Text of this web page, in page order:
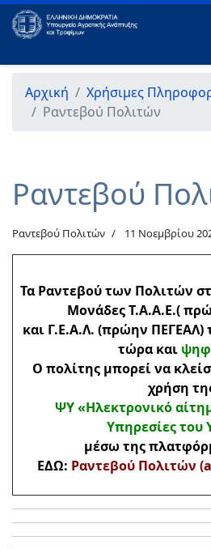
Αρχική
Χρήσιμες
Ραντεβού Πολιτών
Ραντεβού
Ραντεβού Πολιτών 11 Νοεμβρίου
Τα Ραντεβού των Πολιτών
Μονάδες Τ.Α.Α.Ε.(
και Γ.Ε.Α.Λ. (πρώην ΠΕΓΕΑΛ)
τώρα και
Ο πολίτης μπορεί να
χρήση
ΨΥ «Ηλεκτρονικό
Υπηρεσίες του
μέσω της
ΕΔΩ: Ραντεβού Πολιτών